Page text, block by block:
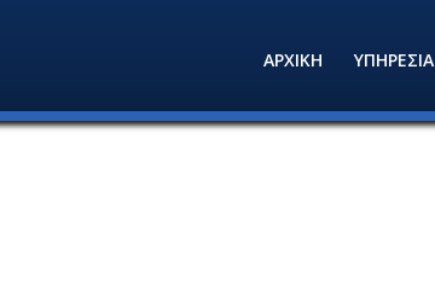
ΑΡΧΙΚΗ ΥΠΗΡΕΣΙΑ